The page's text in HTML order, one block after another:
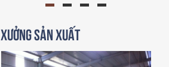
Xưởng sản xuất